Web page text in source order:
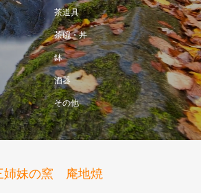
茶道具
茶碗・丼
鉢
酒器
その他
姉妹の窯 庵地焼